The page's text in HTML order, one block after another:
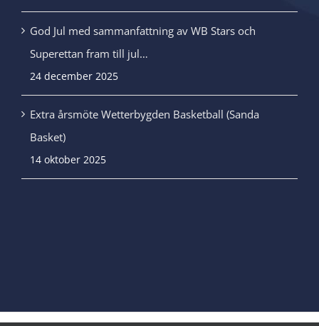
God Jul med sammanfattning av WB Stars och
Superettan fram till jul…
24 december 2025
Extra årsmöte Wetterbygden Basketball (Sanda
Basket)
14 oktober 2025